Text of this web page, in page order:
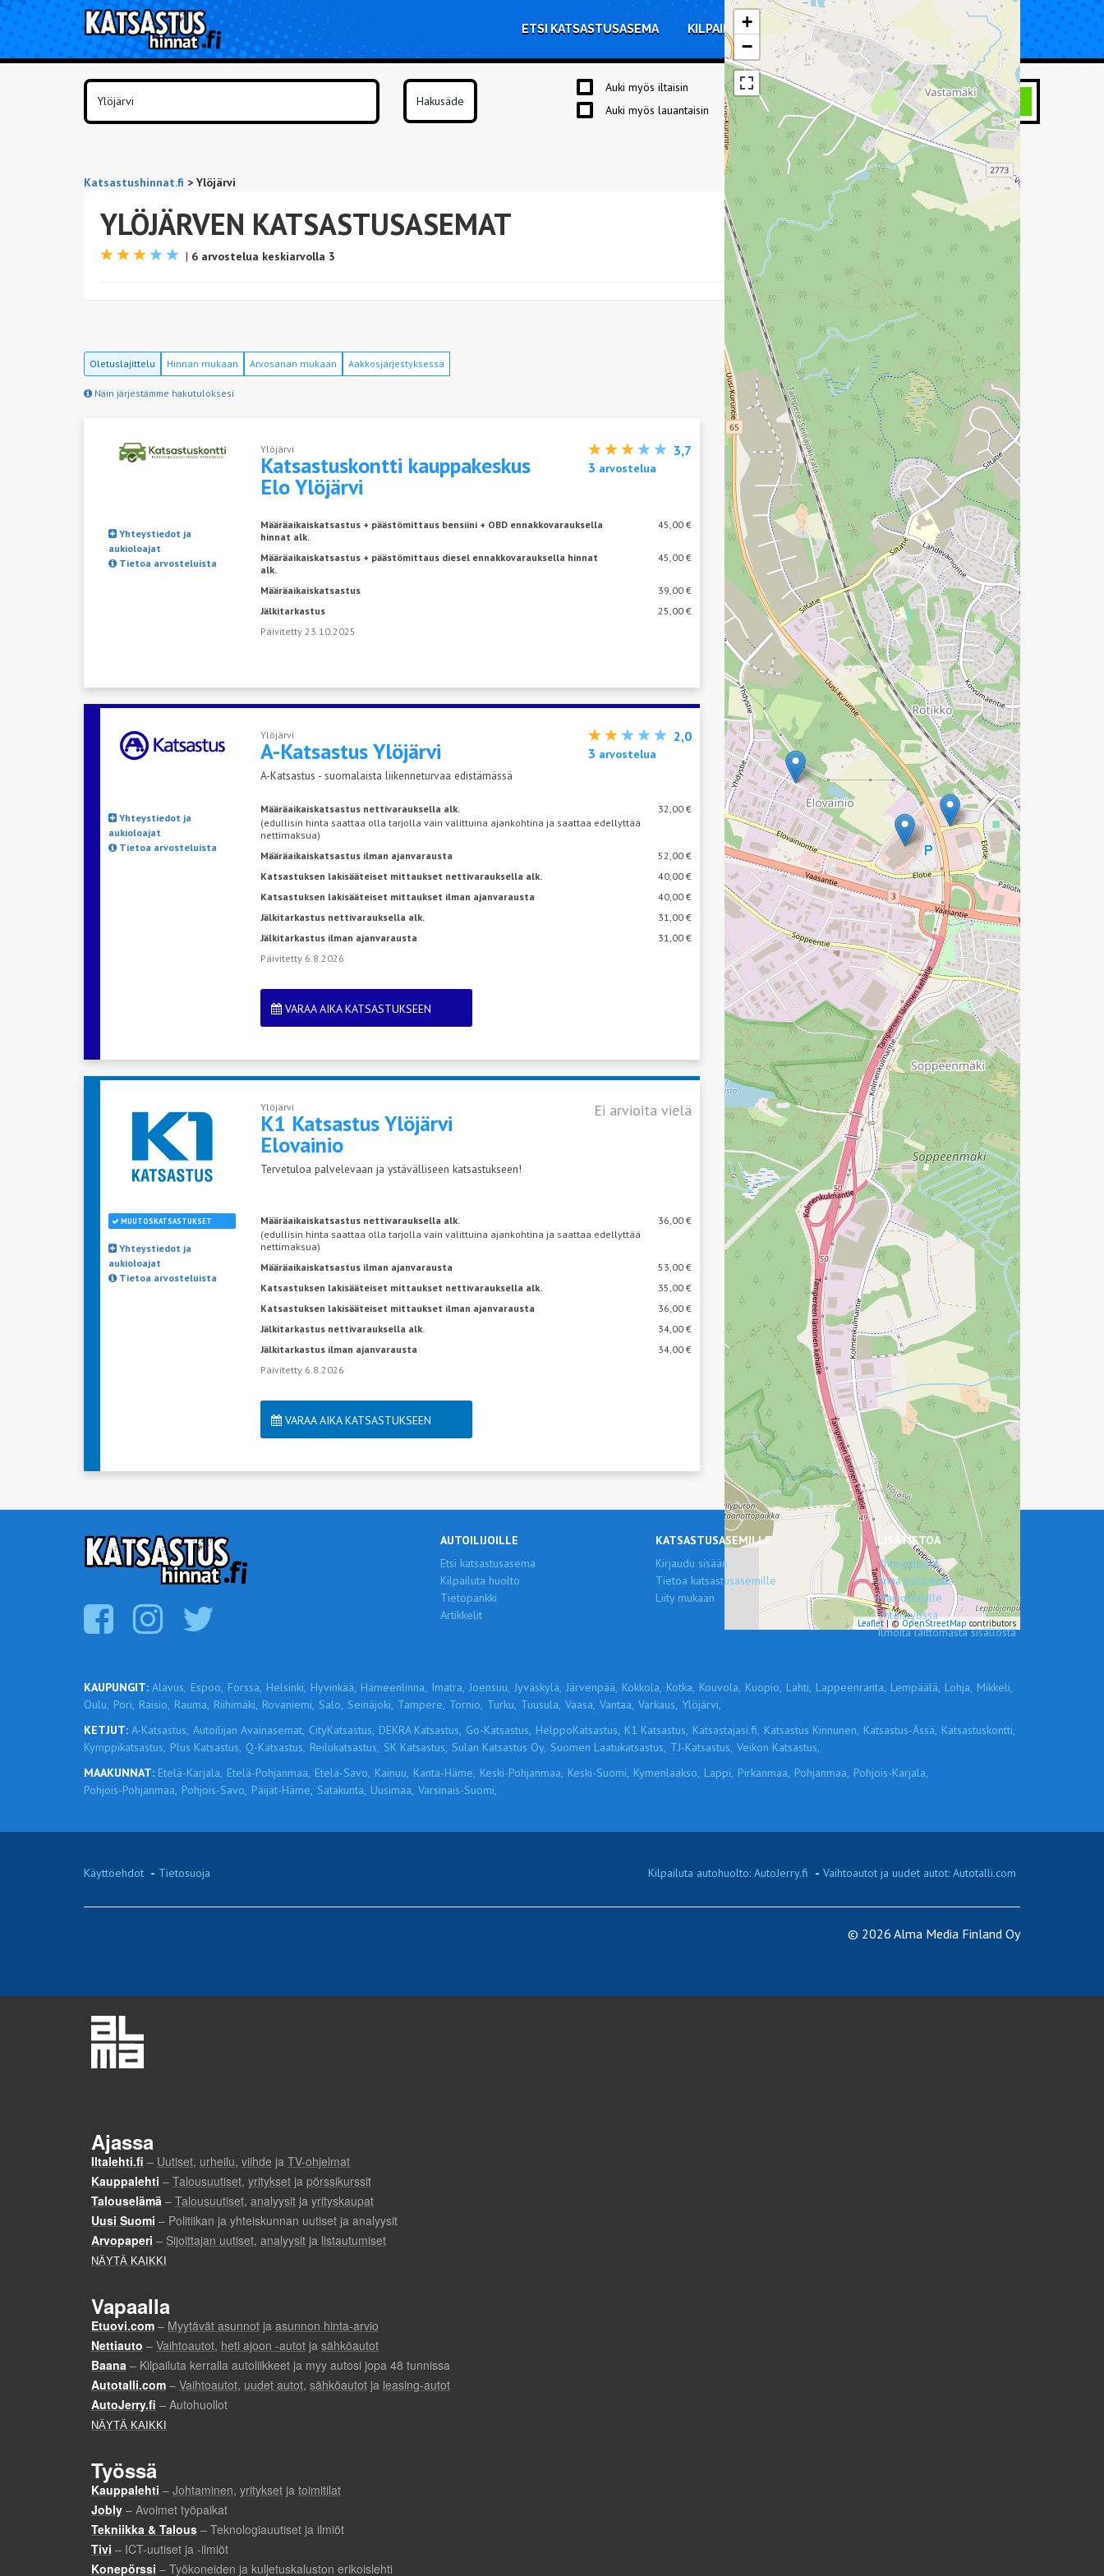
ETSI KATSASTUSASEMA KILPAILUTA KORJAUS TIETOA KATSASTUKSESTA
Auki myös iltaisin
Auki myös lauantaisin
HAE
Katsastushinnat.fi > Ylöjärvi
YLÖJÄRVEN KATSASTUSASEMAT
| 6 arvostelua keskiarvolla 3
Oletuslajittelu Hinnan mukaan Arvosanan mukaan Aakkosjärjestyksessä
Näin järjestämme hakutuloksesi
+
−
Leaflet| © OpenStreetMap contributors
Ylöjärvi
Katsastuskontti kauppakeskus
EloYlöjärvi
3,7
3 arvostelua
Yhteystiedot ja
aukioloajat
Tietoa arvosteluista
Määräaikaiskatsastus + päästömittaus bensiini + OBD ennakkovarauksella
hinnat alk.
45,00 €
Määräaikaiskatsastus + päästömittaus diesel ennakkovarauksella hinnat
alk.
45,00 €
Määräaikaiskatsastus
39,00 €
Jälkitarkastus
25,00 €
Päivitetty 23.10.2025
Ylöjärvi
A-KatsastusYlöjärvi
A-Katsastus - suomalaista liikenneturvaa edistämässä
2,0
3 arvostelua
Yhteystiedot ja
aukioloajat
Tietoa arvosteluista
Määräaikaiskatsastus nettivarauksella alk.
32,00 €
(edullisin hinta saattaa olla tarjolla vain valittuina ajankohtina ja saattaa edellyttää
nettimaksua)
Määräaikaiskatsastus ilman ajanvarausta
52,00 €
Katsastuksen lakisääteiset mittaukset nettivarauksella alk.
40,00 €
Katsastuksen lakisääteiset mittaukset ilman ajanvarausta
40,00 €
Jälkitarkastus nettivarauksella alk.
31,00 €
Jälkitarkastus ilman ajanvarausta
31,00 €
Päivitetty 6.8.2026
VARAA AIKA KATSASTUKSEEN
Ylöjärvi
K1 Katsastus Ylöjärvi
Elovainio
Tervetuloa palvelevaan ja ystävälliseen katsastukseen!
Ei arvioita vielä
MUUTOSKATSASTUKSET
Yhteystiedot ja
aukioloajat
Tietoa arvosteluista
Määräaikaiskatsastus nettivarauksella alk.
36,00 €
(edullisin hinta saattaa olla tarjolla vain valittuina ajankohtina ja saattaa edellyttää
nettimaksua)
Määräaikaiskatsastus ilman ajanvarausta
53,00 €
Katsastuksen lakisääteiset mittaukset nettivarauksella alk.
35,00 €
Katsastuksen lakisääteiset mittaukset ilman ajanvarausta
36,00 €
Jälkitarkastus nettivarauksella alk.
34,00 €
Jälkitarkastus ilman ajanvarausta
34,00 €
Päivitetty 6.8.2026
VARAA AIKA KATSASTUKSEEN
AUTOILIJOILLE
Etsi katsastusasema
Kilpailuta huolto
Tietopankki
Artikkelit
KATSASTUSASEMILLE
Kirjaudu sisään
Tietoa katsastusasemille
Liity mukaan
LISÄTIETOA
Yhteystiedot
Anna palautetta
Mainostajalle
Yhteistyössä
Ilmoita laittomasta sisällöstä
KAUPUNGIT: Alavus, Espoo, Forssa, Helsinki, Hyvinkää, Hämeenlinna, Imatra, Joensuu, Jyväskylä, Järvenpää, Kokkola, Kotka, Kouvola, Kuopio, Lahti, Lappeenranta, Lempäälä, Lohja, Mikkeli,
Oulu, Pori, Raisio, Rauma, Riihimäki, Rovaniemi, Salo, Seinäjoki, Tampere, Tornio, Turku, Tuusula, Vaasa, Vantaa, Varkaus, Ylöjärvi,
KETJUT: A-Katsastus, Autoilijan Avainasemat, CityKatsastus, DEKRA Katsastus, Go-Katsastus, HelppoKatsastus, K1 Katsastus, Katsastajasi.fi, Katsastus Kinnunen, Katsastus-Ässä, Katsastuskontti,
Kymppikatsastus, Plus Katsastus, Q-Katsastus, Reilukatsastus, SK Katsastus, Sulan Katsastus Oy, Suomen Laatukatsastus, TJ-Katsastus, Veikon Katsastus,
MAAKUNNAT: Etelä-Karjala, Etelä-Pohjanmaa, Etelä-Savo, Kainuu, Kanta-Häme, Keski-Pohjanmaa, Keski-Suomi, Kymenlaakso, Lappi, Pirkanmaa, Pohjanmaa, Pohjois-Karjala,
Pohjois-Pohjanmaa, Pohjois-Savo, Päijät-Häme, Satakunta, Uusimaa, Varsinais-Suomi,
Käyttöehdot - Tietosuoja Kilpailuta autohuolto: AutoJerry.fi - Vaihtoautot ja uudet autot: Autotalli.com
© 2026 Alma Media Finland Oy